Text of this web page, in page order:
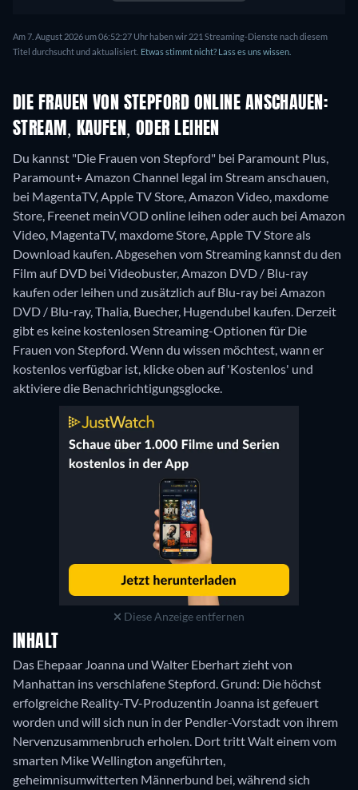
Am 7. August 2026 um 06:52:27 Uhr haben wir 221 Streaming-Dienste nach diesem
Titel durchsucht und aktualisiert. Etwas stimmt nicht? Lass es uns wissen.
DIE FRAUEN VON STEPFORD ONLINE ANSCHAUEN:
STREAM, KAUFEN, ODER LEIHEN
Du kannst "Die Frauen von Stepford" bei Paramount Plus,
Paramount+ Amazon Channel legal im Stream anschauen,
bei MagentaTV, Apple TV Store, Amazon Video, maxdome
Store, Freenet meinVOD online leihen oder auch bei Amazon
Video, MagentaTV, maxdome Store, Apple TV Store als
Download kaufen.Abgesehen vom Streaming kannst du den
Film auf DVD bei Videobuster, Amazon DVD / Blu-ray
kaufen oder leihen und zusätzlich auf Blu-ray bei Amazon
DVD / Blu-ray, Thalia, Buecher, Hugendubel kaufen. Derzeit
gibt es keine kostenlosen Streaming-Optionen für Die
Frauen von Stepford. Wenn du wissen möchtest, wann er
kostenlos verfügbar ist, klicke oben auf 'Kostenlos' und
aktiviere die Benachrichtigungsglocke.
Diese Anzeige entfernen
INHALT
Das Ehepaar Joanna und Walter Eberhart zieht von
Manhattan ins verschlafene Stepford. Grund: Die höchst
erfolgreiche Reality-TV-Produzentin Joanna ist gefeuert
worden und will sich nun in der Pendler-Vorstadt von ihrem
Nervenzusammenbruch erholen. Dort tritt Walt einem vom
smarten Mike Wellington angeführten,
geheimnisumwitterten Männerbund bei, während sich